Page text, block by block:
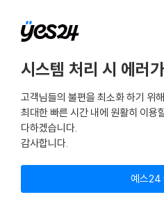
시스템 처리 시 에러
고객님들의 불편을 최소화 하기 위
최대한 빠른 시간 내에 원활히 이용
다하겠습니다.
감사합니다.
예스24